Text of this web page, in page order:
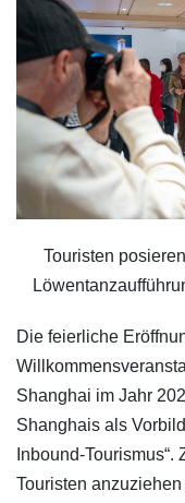
Touristen
Die feierliche
Shanghai im Jahr
Shanghais als
Inbound-
Touristen